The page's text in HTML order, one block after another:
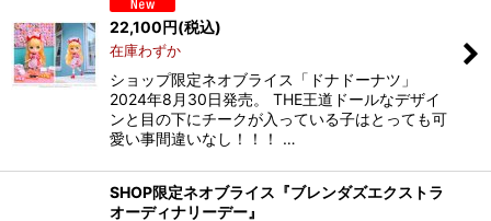
22,100円(税込)
在庫わずか
ショップ限定ネオブライス「ドナドーナツ」
2024年8月30日発売。 THE王道ドールなデザイ
ンと目の下にチークが入っている子はとっても可
愛い事間違いなし！！！ …
SHOP限定ネオブライス『ブレンダズエクストラ
オーディナリーデー』